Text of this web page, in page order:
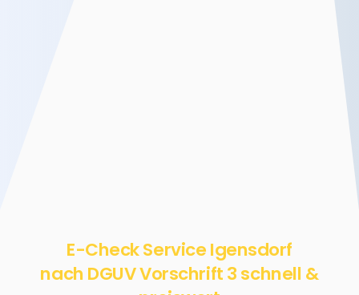
E-Check Service Igensdorf
nach DGUV Vorschrift 3 schnell &